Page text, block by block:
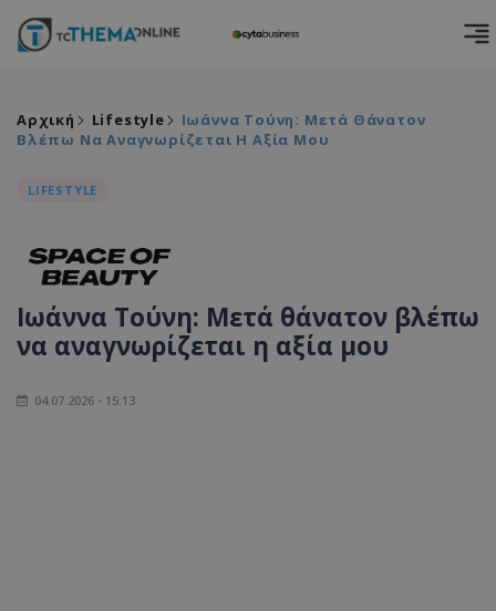
Αρχική Lifestyle
Ιωάννα Τούνη: Μετά Θάνατον
Βλέπω Να Αναγνωρίζεται Η Αξία Μου
LIFESTYLE
Ιωάννα Τούνη: Μετά θάνατον βλέπω
να αναγνωρίζεται η αξία μου
04.07.2026 - 15:13